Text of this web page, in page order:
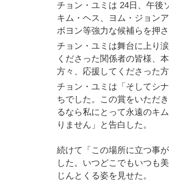
チョン・ユミは 24日、午後
キム・ヘス、ヨム・ジョン
ボヨン等強力な候補らを押
チョン・ユミは舞台に上り
くださった関係者の皆様、
方々、応援してくださった
チョン・ユミは「そしてシ
ちでした。この賞をいただ
るなら私にとって永遠のキ
りません」と告白した。
続けて「この場所に立つ事
した。いつどこでもいつも
じんとくる姿を見せた。